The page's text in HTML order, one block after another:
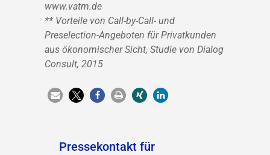
www.vatm.de
** Vorteile von Call-by-Call- und
Preselection-Angeboten für Privatkunden
aus ökonomischer Sicht, Studie von Dialog
Consult, 2015
Pressekontakt für